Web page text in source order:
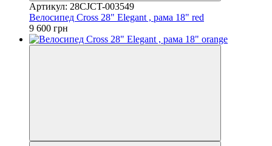
Артикул: 28CJCT-003549
Велосипед Cross 28" Elegant , рама 18" red
9 600 грн